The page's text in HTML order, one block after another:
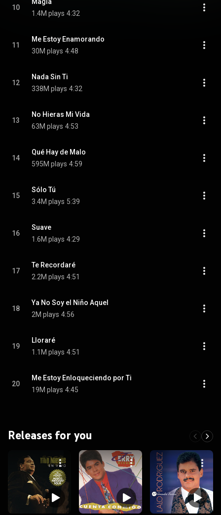
10
1.4M plays 4:32
11
Me Estoy Enamorando
30M plays 4:48
12
Nada Sin Ti
338M plays 4:32
13
No Hieras Mi Vida
63M plays 4:53
14
Qué Hay de Malo
595M plays 4:59
15
Sólo Tú
3.4M plays 5:39
16
Suave
1.6M plays 4:29
17
Te Recordaré
2.2M plays 4:51
18
Ya No Soy el Niño Aquel
2M plays 4:56
19
Lloraré
1.1M plays 4:51
20
Me Estoy Enloqueciendo por Ti
19M plays 4:45
Releases for you